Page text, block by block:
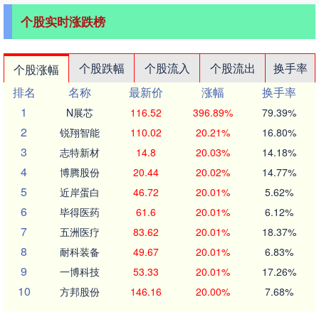
个股实时涨跌榜
个股涨幅 个股跌幅 个股流入 个股流出
换手率
排名
名称 最新价 涨幅
换手率
1
N展芯 116.52 396.89% 79.39%
2 锐翔智能 110.02 20.21% 16.80%
3 志特新材 14.8 20.03% 14.18%
4 博腾股份 20.44 20.02% 14.77%
5 近岸蛋白 46.72 20.01% 5.62%
6 毕得医药 61.6 20.01% 6.12%
7 五洲医疗 83.62 20.01% 18.37%
8 耐科装备 49.67 20.01% 6.83%
9 一博科技 53.33 20.01% 17.26%
10 方邦股份 146.16 20.00% 7.68%